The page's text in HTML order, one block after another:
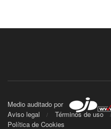
Medio auditado por
Aviso legal
Términos de uso
Política de Cookies